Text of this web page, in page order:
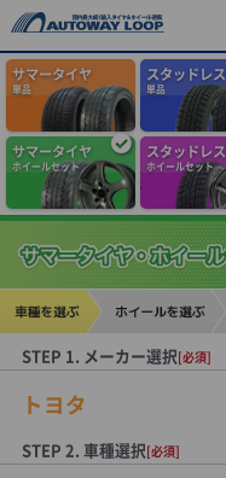
サマータイヤ
単品
スタッドレス
単品
サマータイヤ
ホイールセット
スタッドレス
ホイールセット
STEP 1. メーカー選択[必須]
トヨタ
STEP 2. 車種選択[必須]